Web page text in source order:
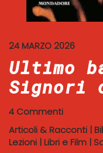
24 MARZO 2026
Ultimo
4 Commenti
Articoli & Racconti |
Lezioni | Libri e Film |